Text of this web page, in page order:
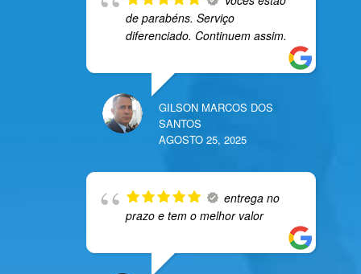
de parabéns. Serviço
diferenciado. Continuem assim.
GILSON MARCOS DOS
SANTOS
AGOSTO 25, 2025
entrega no
prazo e tem o melhor valor